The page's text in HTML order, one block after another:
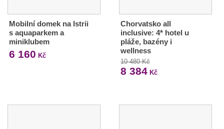
Mobilní domek na Istrii
s aquaparkem a
miniklubem
6 160 Kč
Chorvatsko all
inclusive: 4* hotel u
pláže, bazény i
wellness
10 480 Kč
8 384Kč